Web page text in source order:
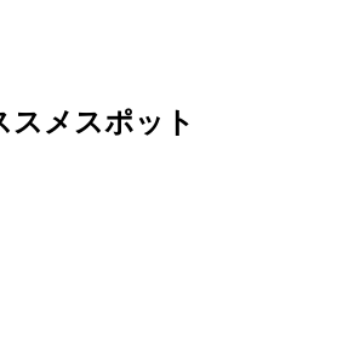
スメスポット